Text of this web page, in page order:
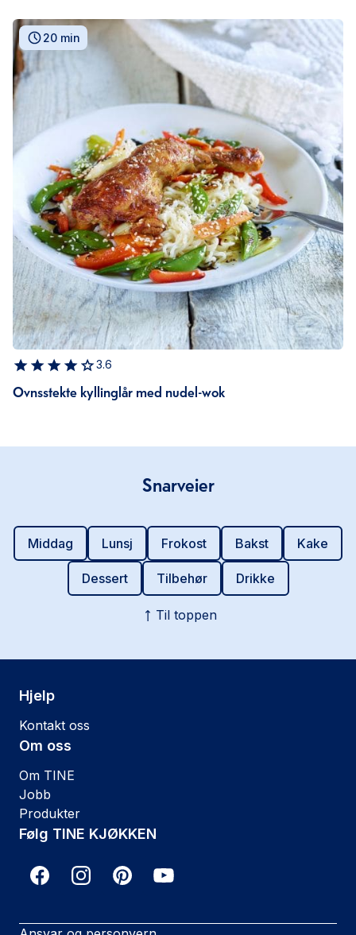
20 min
3.6
Ovnsstekte kyllinglår med nudel-wok
Snarveier
Middag Lunsj Frokost Bakst Kake
Dessert Tilbehør Drikke
Til toppen
Hjelp
Kontakt oss
Om oss
Om TINE
Jobb
Produkter
Følg TINE KJØKKEN